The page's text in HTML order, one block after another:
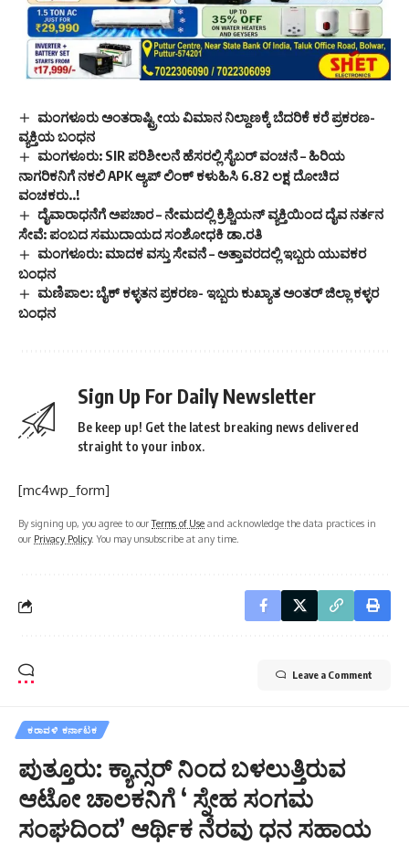
ಮಂಗಳೂರು ಅಂತರಾಷ್ಟ್ರೀಯ ವಿಮಾನ ನಿಲ್ದಾಣಕ್ಕೆ ಬೆದರಿಕೆ ಕರೆ ಪ್ರಕರಣ-
ವ್ಯಕ್ತಿಯ ಬಂಧನ
ಮಂಗಳೂರು: SIR ಪರಿಶೀಲನೆ ಹೆಸರಲ್ಲಿ ಸೈಬರ್ ವಂಚನೆ – ಹಿರಿಯ
ನಾಗರಿಕನಿಗೆ ನಕಲಿ APK ಆ್ಯಪ್ ಲಿಂಕ್ ಕಳುಹಿಸಿ 6.82 ಲಕ್ಷ ದೋಚಿದ
ವಂಚಕರು..!
ದೈವಾರಾಧನೆಗೆ ಅಪಚಾರ – ನೇಮದಲ್ಲಿ ಕ್ರಿಶ್ಚಿಯನ್ ವ್ಯಕ್ತಿಯಿಂದ ದೈವ ನರ್ತನ
ಸೇವೆ: ಪಂಬದ ಸಮುದಾಯದ ಸಂಶೋಧಕಿ ಡಾ.ರತಿ
ಮಂಗಳೂರು: ಮಾದಕ ವಸ್ತು ಸೇವನೆ – ಅತ್ತಾವರದಲ್ಲಿ ಇಬ್ಬರು ಯುವಕರ
ಬಂಧನ
ಮಣಿಪಾಲ: ಬೈಕ್ ಕಳ್ಳತನ‌ ಪ್ರಕರಣ- ಇಬ್ಬರು ಕುಖ್ಯಾತ ಅಂತರ್ ಜಿಲ್ಲಾ ಕಳ್ಳರ
ಬಂಧನ
Sign Up For Daily Newsletter
Be keep up! Get the latest breaking news delivered
straight to your inbox.
[mc4wp_form]
By signing up, you agree to ourTerms of Use and acknowledge the data practices in
our Privacy Policy. You may unsubscribe at any time.
Leave a Comment
ಕರಾವಳಿ ಕರ್ನಾಟಕ
ಪುತ್ತೂರು: ಕ್ಯಾನ್ಸರ್ ನಿಂದ ಬಳಲುತ್ತಿರುವ
ಆಟೋ ಚಾಲಕನಿಗೆ ‘ ಸ್ನೇಹ ಸಂಗಮ
ಸಂಘದಿಂದ’ ಆರ್ಥಿಕ ನೆರವು ಧನ ಸಹಾಯ